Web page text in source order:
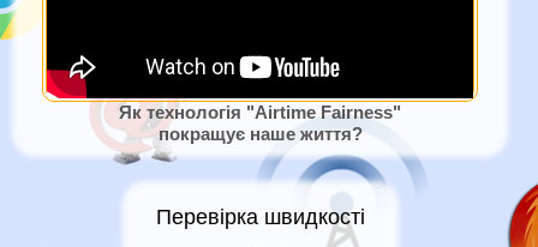
Як технологія "Airtime Fairness"
покращує наше життя?
Перевірка швидкості